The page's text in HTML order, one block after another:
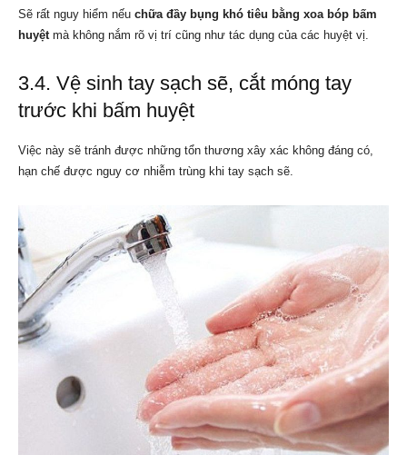
Sẽ rất nguy hiểm nếu chữa đầy bụng khó tiêu bằng xoa bóp bấm
huyệtmà không nắm rõ vị trí cũng như tác dụng của các huyệt vị.
3.4. Vệ sinh tay sạch sẽ, cắt móng tay
trước khi bấm huyệt
Việc này sẽ tránh được những tổn thương xây xác không đáng có,
hạn chế được nguy cơ nhiễm trùng khi tay sạch sẽ.